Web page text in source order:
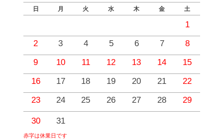
日 月 火 水 木 金 土
1
2
3 4 5 6 7
8
9
10 11 12 13 14
15
16
17 18 19 20 21
22
23
24 25 26 27 28 29
30 31
赤字は休業日です